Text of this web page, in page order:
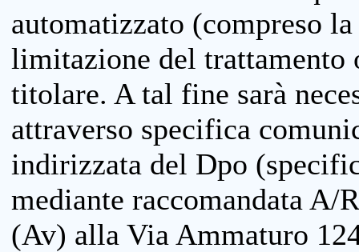
automatizzato (compreso
limitazione del trattamento
titolare. A tal fine sarà
attraverso specifica
indirizzata del Dpo
mediante raccomandata
(Av) alla Via Ammaturo